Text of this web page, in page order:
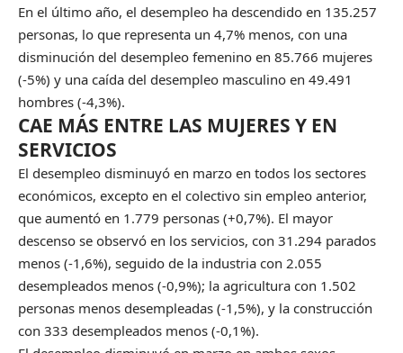
En el último año, el desempleo ha descendido en 135.257
personas, lo que representa un 4,7% menos, con una
disminución del desempleo femenino en 85.766 mujeres
(-5%) y una caída del desempleo masculino en 49.491
hombres (-4,3%).
CAE MÁS ENTRE LAS MUJERES Y EN
SERVICIOS
El desempleo disminuyó en marzo en todos los sectores
económicos, excepto en el colectivo sin empleo anterior,
que aumentó en 1.779 personas (+0,7%). El mayor
descenso se observó en los servicios, con 31.294 parados
menos (-1,6%), seguido de la industria con 2.055
desempleados menos (-0,9%); la agricultura con 1.502
personas menos desempleadas (-1,5%), y la construcción
con 333 desempleados menos (-0,1%).